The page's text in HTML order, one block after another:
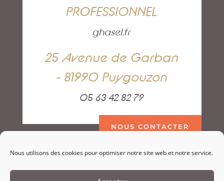
Nous utilisons des cookies pour optimiser notre site web et notre service.
PROFESSIONNEL
ghasel.fr
25 Avenue de Garban
- 81990 Puygouzon
05 63 42 82 79
NOUS CONTACTER